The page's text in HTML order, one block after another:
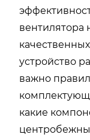
вентилятора
устройство
важно
какие